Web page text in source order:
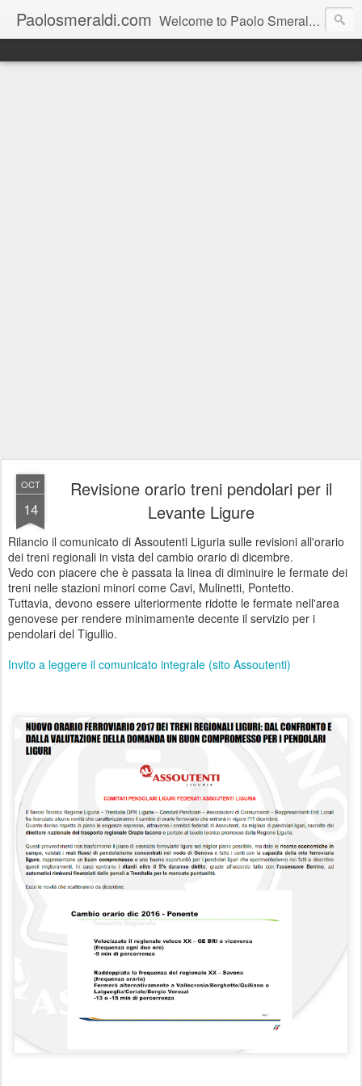
Paolosmeraldi.com Welcome to Paolo Smeraldi's website, online since 2002. Consigliere comunale a Sestri Levante.
OCT
14
Revisione orario treni pendolari per il
Levante Ligure
Rilancio il comunicato di Assoutenti Liguria sulle revisioni all'orario
dei treni regionali in vista del cambio orario di dicembre.
Vedo con piacere che è passata la linea di diminuire le fermate dei
treni nelle stazioni minori come Cavi, Mulinetti, Pontetto.
Tuttavia, devono essere ulteriormente ridotte le fermate nell'area
genovese per rendere minimamente decente il servizio per i
pendolari del Tigullio.
Invito a leggere il comunicato integrale (sito Assoutenti)